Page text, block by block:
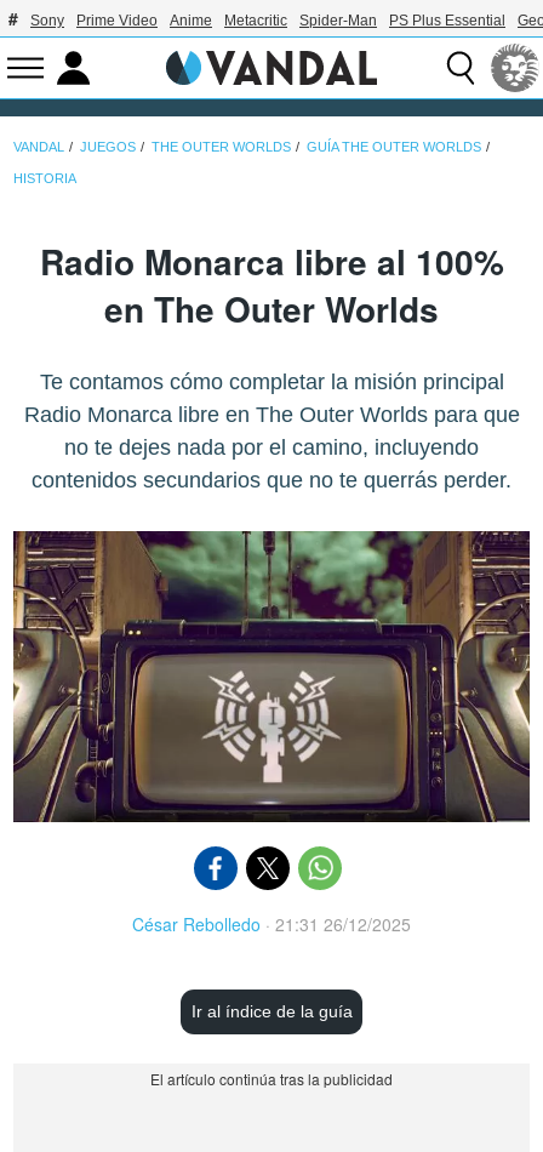
Sony Prime Video Anime Metacritic Spider-Man PS Plus Essential
VANDAL JUEGOS THE OUTER WORLDS GUÍA THE OUTER WORLDS
HISTORIA
Radio Monarca libre al 100%
en The Outer Worlds
Te contamos cómo completar la misión principal
Radio Monarca libre en The Outer Worlds para que
no te dejes nada por el camino, incluyendo
contenidos secundarios que no te querrás perder.
César Rebolledo · 21:31 26/12/2025
Ir al índice de la guía